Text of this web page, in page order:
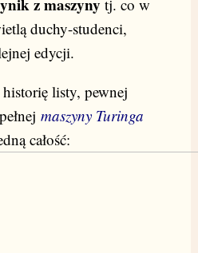
z maszyny tj. co w
duchy-studenci,
edycji.
listy, pewnej
maszyny Turinga
całość: